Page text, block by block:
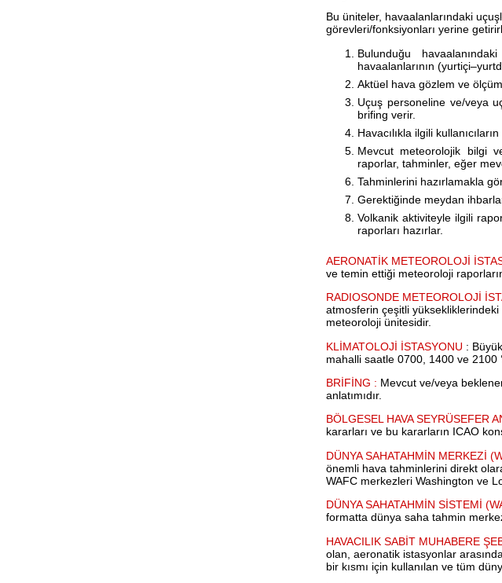
Bu üniteler, havaalanlarındaki
görevleri/fonksiyonları yerine
Bulunduğu
havaalanlarının
Aktüel hava gözlem ve
Uçuş personeline ve/veya
brifing verir.
Havacılıkla ilgili
Mevcut meteorolojik bilgi
raporlar, tahminler, eğer
Tahminlerini hazırlamakla
Gerektiğinde meydan
Volkanik aktiviteyle ilgili
raporları hazırlar.
AERONATİK METEOROLOJİ
ve temin ettiği meteoroloji
RADIOSONDE METEOROLOJİ
atmosferin çeşitli
meteoroloji ünitesidir.
KLİMATOLOJİ İSTASYONU :
mahalli saatle 0700, 1400 ve 2100
BRİFİNG : Mevcut ve/veya
anlatımıdır.
BÖLGESEL HAVA SEYRÜSEFER
kararları ve bu kararların ICAO
DÜNYA SAHATAHMİN MERKEZİ
önemli hava tahminlerini direkt
WAFC merkezleri Washington ve
DÜNYA SAHATAHMİN SİSTEMİ
formatta dünya saha tahmin
HAVACILIK SABİT MUHABERE
olan, aeronatik istasyonlar
bir kısmı için kullanılan ve tüm